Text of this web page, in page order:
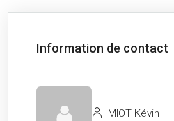
Information de contact
MIOT Kévin